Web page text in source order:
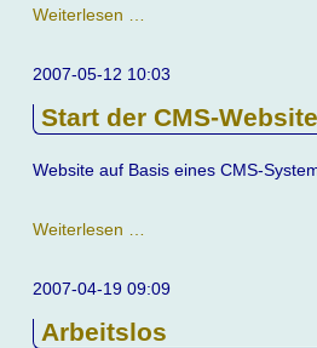
Weiterlesen …
geht
!
2007-05-12 10:03
Start der CMS-Website
Website auf Basis eines CMS-
Weiterlesen …
CMS-
2007-04-19 09:09
Arbeitslos